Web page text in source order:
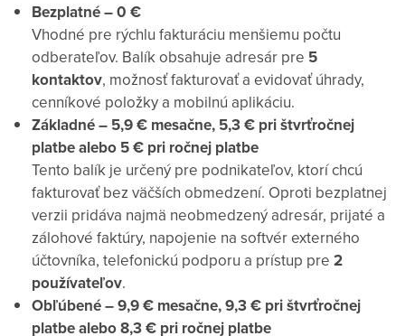
Bezplatné – 0 €
Vhodné pre rýchlu fakturáciu menšiemu počtu
odberateľov. Balík obsahuje adresár pre 5
kontaktov, možnosť fakturovať a evidovať úhrady,
cenníkové položky a mobilnú aplikáciu.
Základné – 5,9 € mesačne, 5,3 € pri štvrťročnej
platbe alebo 5 € pri ročnej platbe
Tento balík je určený pre podnikateľov, ktorí chcú
fakturovať bez väčších obmedzení. Oproti bezplatnej
verzii pridáva najmä neobmedzený adresár, prijaté a
zálohové faktúry, napojenie na softvér externého
účtovníka, telefonickú podporu a prístup pre 2
používateľov.
Obľúbené – 9,9 € mesačne, 9,3 € pri štvrťročnej
platbe alebo 8,3 € pri ročnej platbe